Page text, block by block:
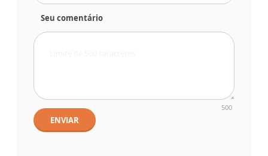
Seu comentário
500
ENVIAR